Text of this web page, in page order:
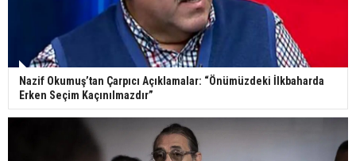
Nazif Okumuş’tan Çarpıcı Açıklamalar: “Önümüzdeki İlkbaharda
Erken Seçim Kaçınılmazdır”